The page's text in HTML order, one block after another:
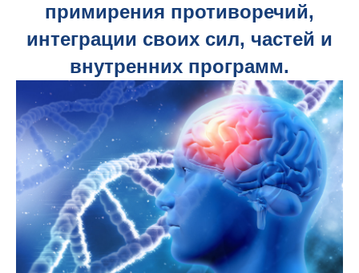
примирения противоречий,
интеграции своих сил, частей и
внутренних программ.